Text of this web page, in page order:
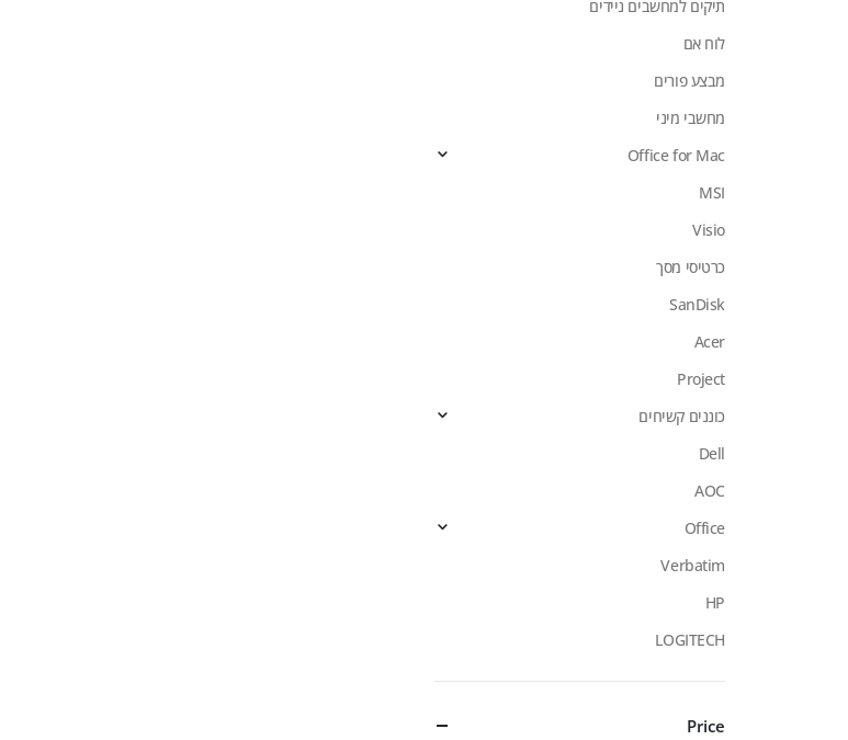
תיקים למחשבים ניידים
לוח אם
מבצע פורים
מחשבי מיני
Office for Mac
MSI
Visio
כרטיסי מסך
SanDisk
Acer
Project
כוננים קשיחים
Dell
AOC
Office
Verbatim
HP
LOGITECH
Price